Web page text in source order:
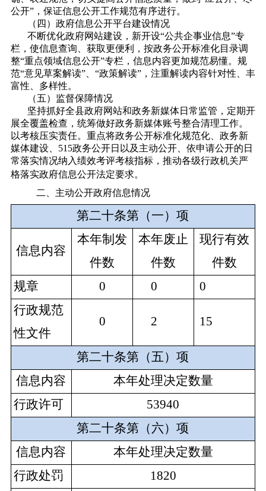
公开”，保证信息公开工作规范有序进行。
（四） 政府信息公开平台建设情况
不断优化政府网站建设，新开设“公共企事业信息”专
栏，使信息查询、获取更便利，按政务公开标准化目录调
整“重点领域信息公开”专栏，信息内容更加规范易懂。规
范“意见草案解读”、“政策解读”，注重解读内容针对性、丰
富性、多样性。
（五）监督保障情况
坚持抓好全县政府网站和政务新媒体日常监管，定期开
展全覆盖检查，统筹做好政务新媒体账号整合清理工作。
以考核压实责任。重点将政务公开标准化规范化、政务新
媒体建设、515政务公开日以及主动公开、依申请公开的日
常落实情况纳入绩效考评考核指标，推动各级行政机关严
格落实政府信息公开法定要求。
二、主动公开政府信息情况
第二十条第（一）项
信息内容
本年制发
件数
本年废止
件数
现行有效
件数
规章
0 0
0
行政规范
性文件
0 2 15
第二十条第（五）项
信息内容
本年处理决定数量
行政许可
53940
第二十条第（六）项
信息内容
本年处理决定数量
行政处罚
1820